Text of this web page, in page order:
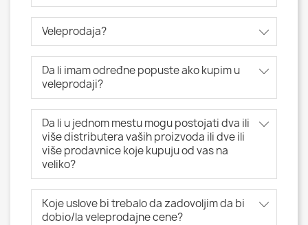
Veleprodaja?
Da li imam određne popuste ako kupim u
veleprodaji?
Da li u jednom mestu mogu postojati dva ili
više distributera vaših proizvoda ili dve ili
više prodavnice koje kupuju od vas na
veliko?
Koje uslove bi trebalo da zadovoljim da bi
dobio/la veleprodajne cene?